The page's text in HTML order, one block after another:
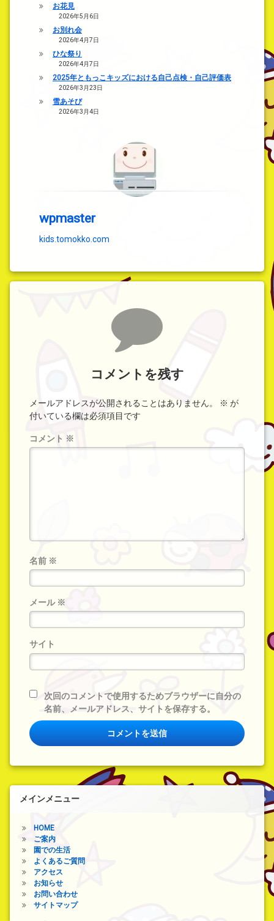
お花見
2026年5月6日
お別れ会
2026年4月7日
ひな祭り
2026年4月7日
2025年ともっこキッズにおける自己点検・自己評価表
2026年3月23日
雪あそび
2026年3月4日
wpmaster
kids.tomokko.com
コメントを残す
メールアドレスが公開されることはありません。 ※ が
付いている欄は必須項目です
コメント ※
名前 ※
メール ※
サイト
次回のコメントで使用するためブラウザーに自分の
名前、メールアドレス、サイトを保存する。
メインメニュー
HOME
ご案内
園での生活
よくあるご質問
アクセス
お知らせ
お問い合わせ
サイトマップ